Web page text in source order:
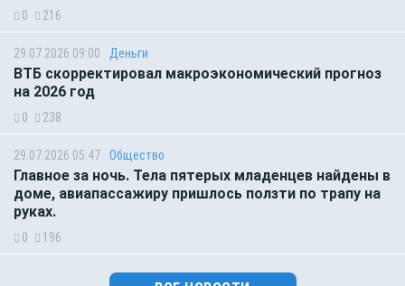
0 216
29.07.2026 09:00 Деньги
ВТБ скорректировал макроэкономический прогноз
на 2026 год
0 238
29.07.2026 05:47 Общество
Главное за ночь. Тела пятерых младенцев найдены в
доме, авиапассажиру пришлось ползти по трапу на
руках.
0 196